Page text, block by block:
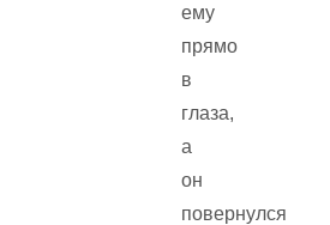
ему
прямо
в
глаза,
а
он
повернулся